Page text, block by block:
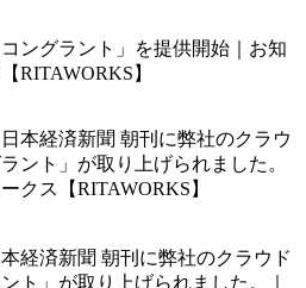
ングラント」を提供開始｜お知
RITAWORKS】
経済新聞 朝刊に弊社のクラウド
ト」が取り上げられました。｜